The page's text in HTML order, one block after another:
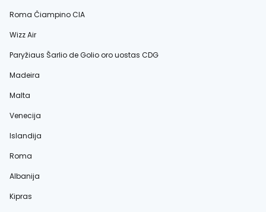
Roma Čiampino CIA
Wizz Air
Paryžiaus Šarlio de Golio oro uostas CDG
Madeira
Malta
Venecija
Islandija
Roma
Albanija
Kipras